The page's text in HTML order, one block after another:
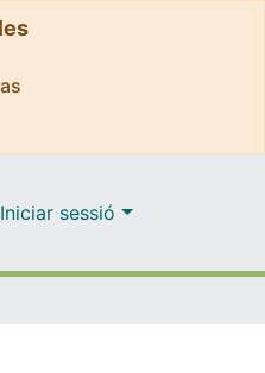
Iniciar sessió